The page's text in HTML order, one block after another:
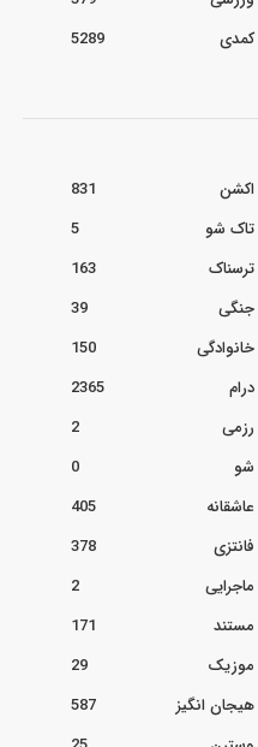
کمدی
5289
اکشن
831
تاک شو
5
ترسناک
163
جنگی
39
خانوادگی
150
درام
2365
رزمی
2
شو
0
عاشقانه
405
فانتزی
378
ماجرایی
2
مستند
171
موزیک
29
هیجان انگیز
587